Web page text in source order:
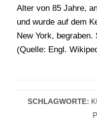
Alter von 85 Jahre,
und wurde auf dem
New York,
(Quelle: Engl.
SCHLAGWORTE: